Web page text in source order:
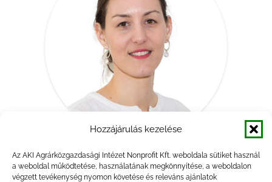
Hozzájárulás kezelése
Az AKI Agrárközgazdasági Intézet Nonprofit Kft. weboldala sütiket használ
a weboldal működtetése, használatának megkönnyítése, a weboldalon
végzett tevékenység nyomon követése és releváns ajánlatok
Kránitz Lívia
vezető szakértő